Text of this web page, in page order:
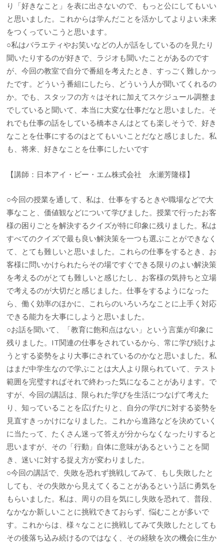
り「好きなこと」を表に出さないので、もっと公にしてもいい
と思いました。これからは学んだことを活かしてよりよい未来
をつくっていこうと思います。
○私はバラエティやお笑いなどの人が話をしているのを見たり
聞いたりするのが好きで、ラジオも聞いたことがあるのです
が、今回の教室で自分で番組を考えたとき、すっごく難しかっ
たです。どういう番組にしたら、どういう人が聞いてくれるの
か。でも、スタッフの方々はそれに加えてスケジュール調整ま
でしていると聞いて、本当に大変な仕事だなと思いました。そ
れでも仕事の話をしている橋本さんはとても楽しそうで、好き
なことを仕事にするのはとてもいいことだなと感じました。私
も、将来、好きなことを仕事にしたいです
【講師：日本アイ・ビー・エム株式会社 永瀬芳隆様】
○今回の授業を通して、私は、仕事をするときや職場などで大
事なこと、価値観などについて学びました。授業で行ったお客
様の困りごとを解決するクイズが特に印象に残りました。私は
すべてのクイズで最も良い解決策を一つも選ぶことができなく
て、とても難しいと思いました。これらの仕事をするとき、お
客様に問いかけられたらその場ですぐできる限りのよい解決策
を考えるのがとても難しいと感じたし、お客様の気持ちと立場
で考えるのが大切だと感じました。仕事をするようになった
ら、働く効率のほかに、これらのいろいろなことに上手く対応
できる能力を大事にしようと思いました。
○お話を聞いて、「教育に飽和点はない」という言葉が印象に
残りました。IT関連の仕事をされているから、常に学び続けよ
うとする姿勢をより大事にされているのかなと思いました。私
はまだ中学生なので学ぶことは大人より限られていて、テスト
範囲を完璧すればそれで終わった気になることがあります。で
すが、今回の講話は、限られた学びを生活につなげて考えた
り、知っていることを広げたりと、自分の学びに対する姿勢を
見直すきっかけになりました。これから進路などを決めていく
に当たって、たくさん迷って答えが分からなくなったりすると
思いますが、その「行動」自体に意味があるということを聞
き、迷いに対する捉え方が変わりました。
○今回の講話で、失敗を恐れず挑戦してみて、もし失敗したと
しても、その失敗から見えてくることがあるという話に勇気を
もらいました。私は、周りの目を気にし失敗を恐れて、普段、
なかなか新しいことに挑戦できておらず、悩むことが多いで
す。これからは、様々なことに挑戦してみて失敗したとしても
その後落ち込み続けるのではなく、その経験を次の機会に生か